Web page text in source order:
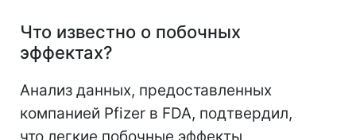
Что известно о побочных
эффектах?
Анализ данных, предоставленных
компанией Pfizer в FDA, подтвердил,